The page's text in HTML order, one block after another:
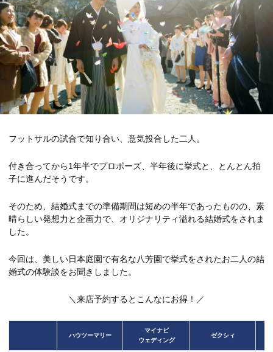
フットサルの試合で知り合い、意気投合した二人。
付き合ってから1年半でプロポーズ、半年後に挙式と、とんとん拍
子に進んだそうです。
そのため、結婚式までの準備期間は短めの半年であったものの、素
晴らしい発想力と企画力で、オリジナリティ溢れる結婚式をされま
した。
今回は、美しい日本庭園で有名な八芳園で挙式をされたお二人の結
婚式の体験談をお聞きしました。
＼来店予約するとこんなにお得！／
ハウツーマリー
マイナビ
ウェディング
ゼクシィ